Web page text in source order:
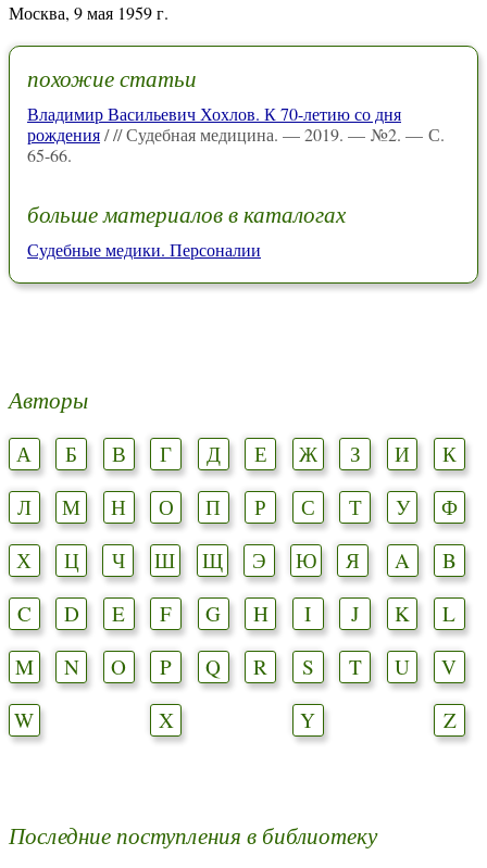
Москва, 9 мая 1959 г.
похожие статьи
Владимир Васильевич Хохлов. К 70-летию со дня
рождения/ // Судебная медицина. — 2019. — №2. — С.
65-66.
больше материалов в каталогах
Судебные медики. Персоналии
Авторы
А Б В Г Д Е Ж З И
К
Л
М Н О П Р С Т У
Ф
Х
Ц Ч Ш Щ Э Ю Я A
B
C
D E F G H I J K
L
M
N O P Q R S T U
V
W
X Y Z
Последние поступления в библиотеку